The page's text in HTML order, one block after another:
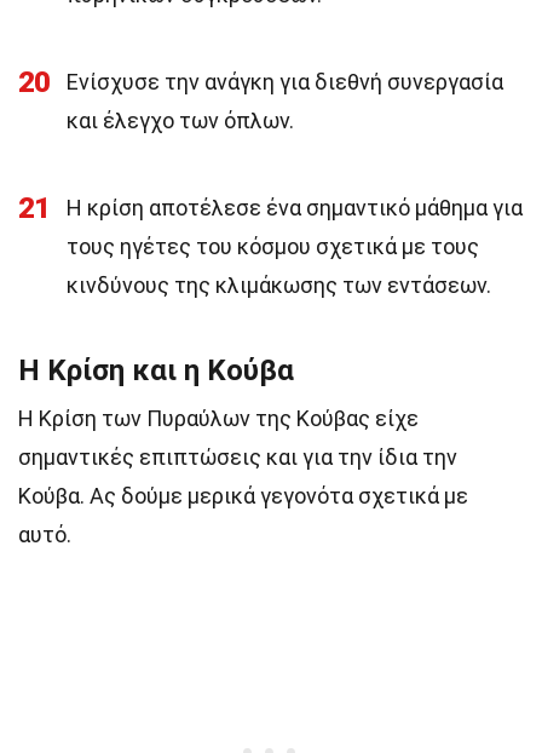
20
Ενίσχυσε την ανάγκη για διεθνή συνεργασία
και έλεγχο των όπλων.
21
Η κρίση αποτέλεσε ένα σημαντικό μάθημα για
τους ηγέτες του κόσμου σχετικά με τους
κινδύνους της κλιμάκωσης των εντάσεων.
Η Κρίση και η Κούβα
Η Κρίση των Πυραύλων της Κούβας είχε
σημαντικές επιπτώσεις και για την ίδια την
Κούβα. Ας δούμε μερικά γεγονότα σχετικά με
αυτό.